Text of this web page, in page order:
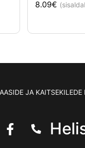
8.09€
JA KAITSEKILEDE